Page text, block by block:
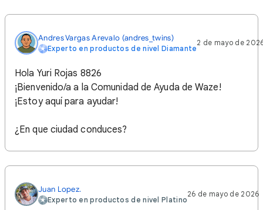
Andres Vargas Arevalo (andres_twins)
Experto en productos de nivel Diamante
2 de mayo de
Hola Yuri Rojas 8826
¡Bienvenido/a a la Comunidad de Ayuda de Waze!
¡Estoy aquí para ayudar!
¿En que ciudad conduces?
Juan Lopez.
Experto en productos de nivel Platino
26 de mayo de 2026